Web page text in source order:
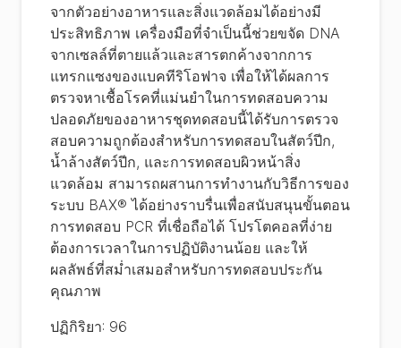
จากตัวอย่างอาหารและสิ่งแวดล้อมได้อย่างมี
ประสิทธิภาพ เครื่องมือที่จำเป็นนี้ช่วยขจัด DNA
จากเซลล์ที่ตายแล้วและสารตกค้างจากการ
แทรกแซงของแบคทีริโอฟาจ เพื่อให้ได้ผลการ
ตรวจหาเชื้อโรคที่แม่นยำในการทดสอบความ
ปลอดภัยของอาหารชุดทดสอบนี้ได้รับการตรวจ
สอบความถูกต้องสำหรับการทดสอบในสัตว์ปีก,
น้ำล้างสัตว์ปีก, และการทดสอบผิวหน้าสิ่ง
แวดล้อม สามารถผสานการทำงานกับวิธีการของ
ระบบ BAX® ได้อย่างราบรื่นเพื่อสนับสนุนขั้นตอน
การทดสอบ PCR ที่เชื่อถือได้ โปรโตคอลที่ง่าย
ต้องการเวลาในการปฏิบัติงานน้อย และให้
ผลลัพธ์ที่สม่ำเสมอสำหรับการทดสอบประกัน
คุณภาพ
ปฏิกิริยา: 96